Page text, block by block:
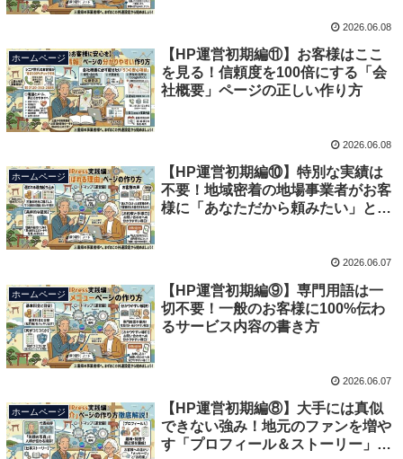
2026.06.08
ホームページ
【HP運営初期編⑪】お客様はここ
を見る！信頼度を100倍にする「会
社概要」ページの正しい作り方
2026.06.08
ホームページ
【HP運営初期編⑩】特別な実績は
不要！地域密着の地場事業者がお客
様に「あなただから頼みたい」と言
2026.06.07
ホームページ
【HP運営初期編⑨】専門用語は一
切不要！一般のお客様に100%伝わ
るサービス内容の書き方
2026.06.07
ホームページ
【HP運営初期編⑧】大手には真似
できない強み！地元のファンを増や
す「プロフィール＆ストーリー」4